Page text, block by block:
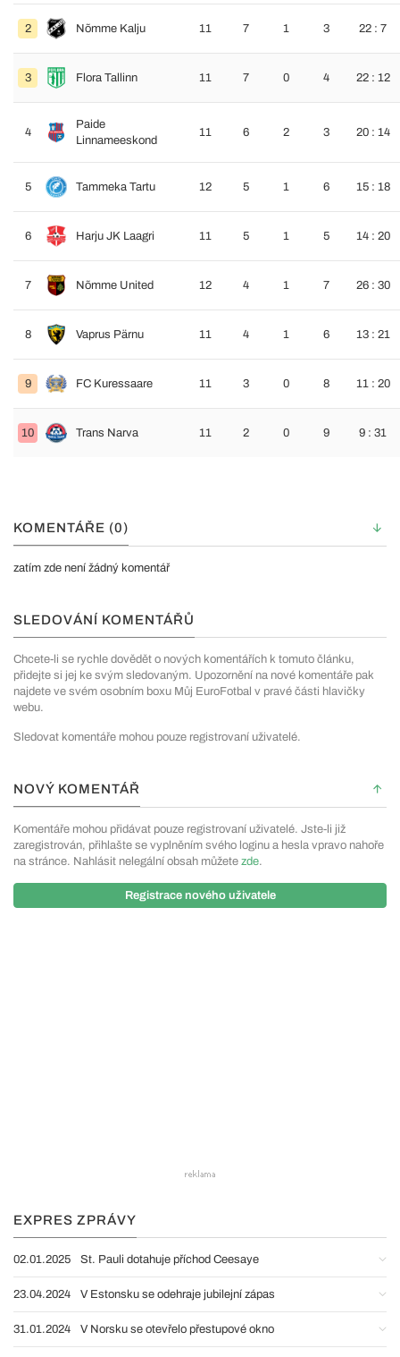
2 Nõmme Kalju 11 7 1 3 22 : 7
3 Flora Tallinn 11 7 0 4 22 : 12
4
Paide
Linnameeskond
11 6 2 3 20 : 14
5 Tammeka Tartu 12 5 1 6 15 : 18
6 Harju JK Laagri 11 5 1 5 14 : 20
7 Nõmme United 12 4 1 7 26 : 30
8 Vaprus Pärnu 11 4 1 6 13 : 21
9 FC Kuressaare 11 3 0 8 11 : 20
10 Trans Narva 11 2 0 9 9 : 31
KOMENTÁŘE (0)
zatím zde není žádný komentář
SLEDOVÁNÍ KOMENTÁŘŮ
Chcete-li se rychle dovědět o nových komentářích k tomuto článku,
přidejte si jej ke svým sledovaným. Upozornění na nové komentáře pak
najdete ve svém osobním boxu Můj EuroFotbal v pravé části hlavičky
webu.
Sledovat komentáře mohou pouze registrovaní uživatelé.
NOVÝ KOMENTÁŘ
Komentáře mohou přidávat pouze registrovaní uživatelé. Jste-li již
zaregistrován, přihlašte se vyplněním svého loginu a hesla vpravo nahoře
na stránce. Nahlásit nelegální obsah můžete zde.
Registrace nového uživatele
EXPRES ZPRÁVY
02.01.2025 St. Pauli dotahuje příchod Ceesaye
23.04.2024 V Estonsku se odehraje jubilejní zápas
31.01.2024 V Norsku se otevřelo přestupové okno